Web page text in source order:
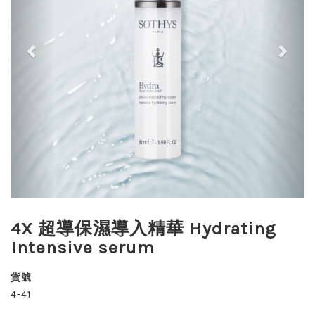
4X 超導保濕導入精華 Hydrating
Intensive serum
貨號
4-41